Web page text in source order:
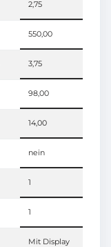
2,75
550,00
3,75
98,00
14,00
nein
1
1
Mit Display